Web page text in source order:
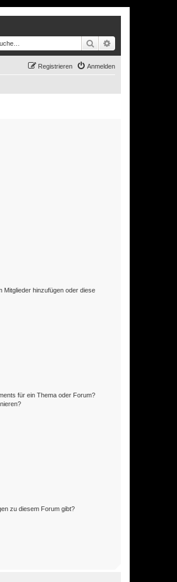
Suche
Anmelden
Registrieren
Mitglieder hinzufügen oder diese
für ein Thema oder Forum?
zu diesem Forum gibt?